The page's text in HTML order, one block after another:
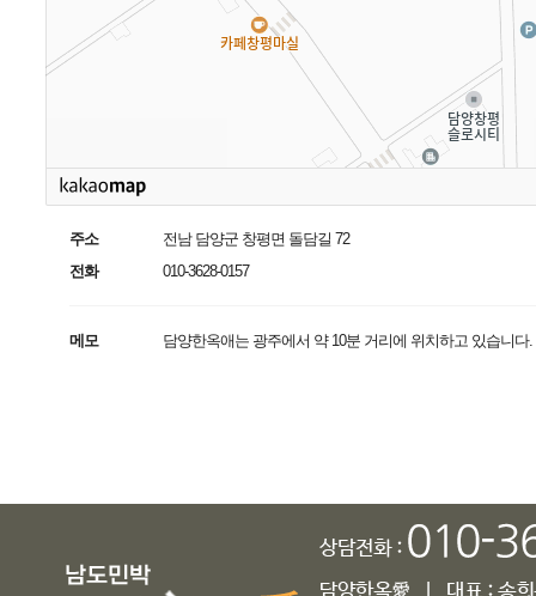
주소
전남 담양군 창평면 돌담길 72
전화
010-3628-0157
메모 담양한옥애는 광주에서 약 10분 거리에 위치하고 있습니다.